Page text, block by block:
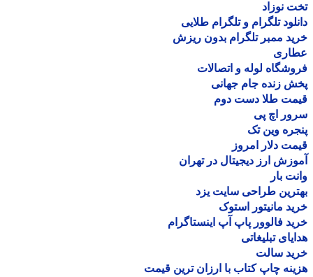
نوزاد
تلگرام و تلگرام طلایی
ممبر تلگرام بدون ریزش
لوله و اتصالات
زنده جام جهانی
طلا دست دوم
اچ پی
وین تک
دلار امروز
ارز دیجیتال در تهران
بار
طراحی سایت یزد
مانیتور استوک
فالوور پاپ آپ اینستاگرام
تبلیغاتی
سالت
چاپ کتاب با ارزان ترین قیمت